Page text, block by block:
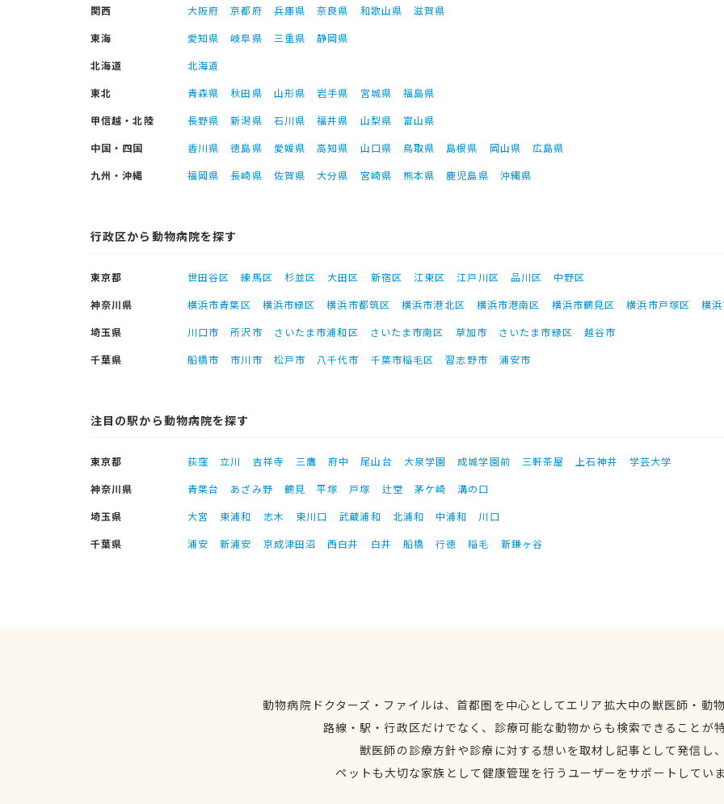
関西
大阪府 京都府 兵庫県 奈良県 和歌山県
滋賀県
東海
愛知県 岐阜県 三重県
静岡県
北海道
北海道
東北
青森県 秋田県 山形県 岩手県 宮城県
福島県
甲信越・北陸
長野県 新潟県 石川県 福井県 山梨県
富山県
中国・四国
香川県 徳島県 愛媛県 高知県 山口県 鳥取県 島根県 岡山県
広島県
九州・沖縄
福岡県 長崎県 佐賀県 大分県 宮崎県 熊本県 鹿児島県 沖縄県
行政区から動物病院を探す
東京都 世田谷区 練馬区 杉並区 大田区 新宿区 江東区 江戸川区 品川区
中野区
神奈川県
横浜市青葉区 横浜市緑区 横浜市都筑区 横浜市港北区 横浜市港南区 横浜市鶴見区 横浜市戸塚区
横
埼玉県
川口市 所沢市 さいたま市浦和区 さいたま市南区 草加市 さいたま市緑区
越谷市
千葉県
船橋市 市川市 松戸市 八千代市 千葉市稲毛区 習志野市 浦安市
注目の駅から動物病院を探す
東京都 荻窪 立川 吉祥寺 三鷹 府中 尾山台 大泉学園 成城学園前 三軒茶屋 上石神井
学芸大学
神奈川県
青葉台 あざみ野 鶴見 平塚 戸塚 辻堂 茅ケ崎
溝の口
埼玉県
大宮 東浦和 志木 東川口 武蔵浦和 北浦和 中浦和
川口
千葉県
浦安 新浦安 京成津田沼 西白井 白井 船橋 行徳 稲毛 新鎌ヶ谷
動物病院ドクターズ・ファイルは、首都圏を中心としてエリア拡大中の獣医師・動
路線・駅・行政区だけでなく、診療可能な動物からも検索できることが
獣医師の診療方針や診療に対する想いを取材し記事として発信し
ペットも大切な家族として健康管理を行うユーザーをサポートしてい